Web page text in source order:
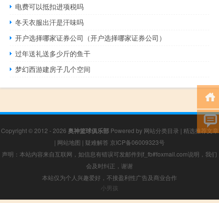
电费可以抵扣进项税吗
冬天衣服出汗是汗味吗
开户选择哪家证券公司（开户选择哪家证券公司）
过年送礼送多少斤的鱼干
梦幻西游建房子几个空间
Copyright © 2012 - 2026 奥神篮球俱乐部Powered by 网站分类目录 | 精选推荐文章
| 网站地图 | 疑难解答 京ICP备06009323号
声明：本站内容来自互联网，如信息有错误可发邮件到f_fb#foxmail.com说明，我们
会及时纠正，谢谢
本站仅为个人兴趣爱好，不接盈利性广告及商业合作
小男孩